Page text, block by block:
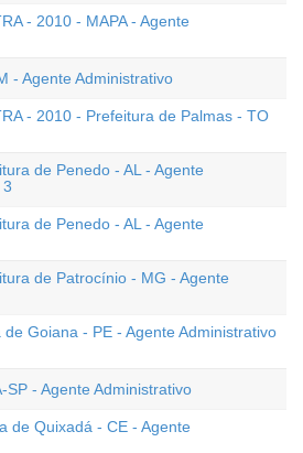
- 2010 - MAPA - Agente
- Agente Administrativo
- 2010 - Prefeitura de Palmas - TO
de Penedo - AL - Agente
de Penedo - AL - Agente
de Patrocínio - MG - Agente
Goiana - PE - Agente Administrativo
SP - Agente Administrativo
de Quixadá - CE - Agente